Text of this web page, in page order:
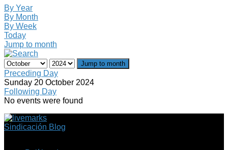
By Year
By Month
By Week
Today
Jump to month
Jump to month
Preceding Day
Sunday 20 October 2024
Following Day
No events were found
Sindicación Blog